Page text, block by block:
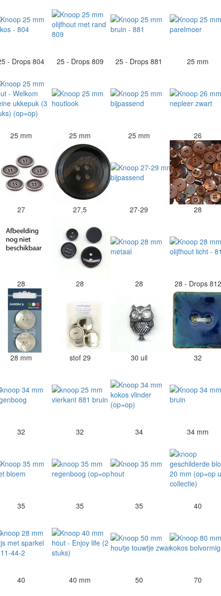
- Drops 804 25 - Drops 809 25 - Drops 881 25 mm
25 mm 25 mm 25 mm 26
27 27,5 27-29 28
28 28 28 28 - Drops
28 mm stof 29 30 uil 32
32 32 34 34 mm
35 35 35 40
40 40 mm 50 70